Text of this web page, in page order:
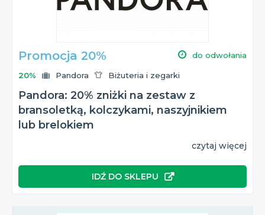
Promocja 20% do odwołania
20% Pandora Biżuteria i zegarki
Pandora: 20% zniżki na zestaw z
bransoletką, kolczykami, naszyjnikiem
lub brelokiem
czytaj więcej
IDŹ DO SKLEPU